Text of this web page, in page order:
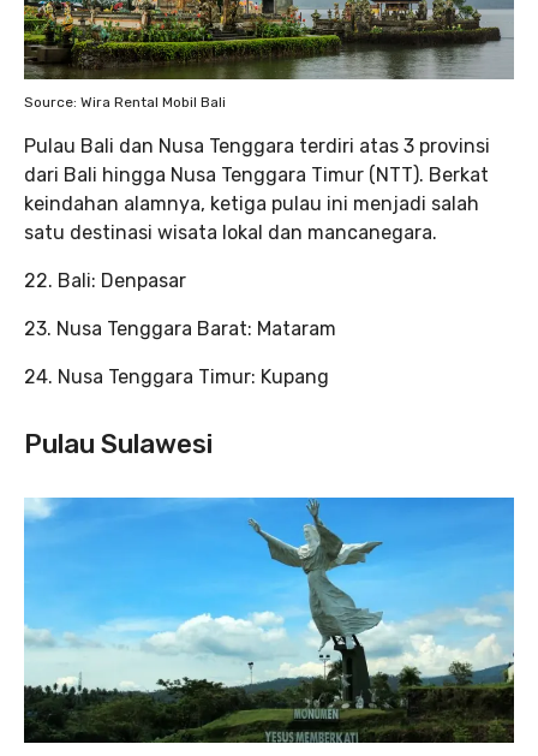
Source: Wira Rental Mobil Bali
Pulau Bali dan Nusa Tenggara terdiri atas 3 provinsi
dari Bali hingga Nusa Tenggara Timur (NTT). Berkat
keindahan alamnya, ketiga pulau ini menjadi salah
satu destinasi wisata lokal dan mancanegara.
22. Bali: Denpasar
23. Nusa Tenggara Barat: Mataram
24. Nusa Tenggara Timur: Kupang
Pulau Sulawesi